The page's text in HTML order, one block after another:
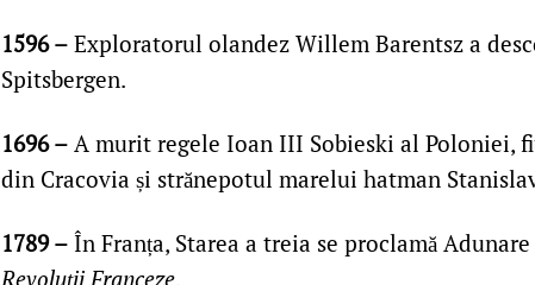
1596 – Exploratorul olandez Willem Barentsz a
Spitsbergen.
1696 – A murit regele Ioan III Sobieski al Poloniei,
din Cracovia și strănepotul marelui hatman
1789 – În Franța, Starea a treia se proclamă
Revoluții Franceze.